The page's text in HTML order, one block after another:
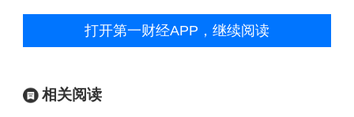
营、全球化视野”，才能推动行业从“野蛮
论坛多维议题设置，解码行业前沿趋势
打开第一财经APP，继续阅读
相关阅读